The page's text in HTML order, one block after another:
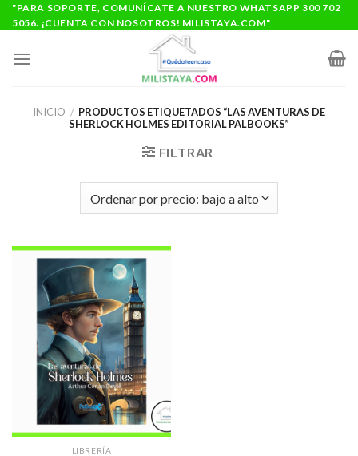
Saltar
al
"PARA SOPORTE, COMUNÍCATE A NUESTRO WHATSAPP 300 702
5056. ¡CUENTA CON NOSOTROS! MILISTAYA.COM"
INICIO / PRODUCTOS ETIQUETADOS “LAS AVENTURAS DE
SHERLOCK HOLMES EDITORIAL PALBOOKS”
FILTRAR
LIBRERÍA